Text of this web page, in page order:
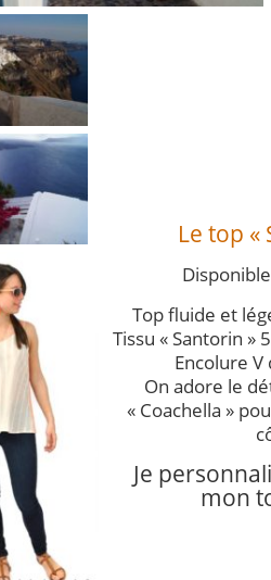
Le top «
Top fluide et
Tissu « Santorin »
Encolure
On adore le
« Coachella »
Je
mon